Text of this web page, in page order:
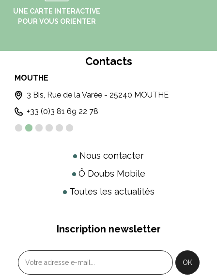
UNE CARTE INTERACTIVE
POUR VOUS ORIENTER
Contacts
MOUTHE
3 Bis, Rue de la Varée - 25240 MOUTHE
+33 (0)3 81 69 22 78
Nous contacter
Ô Doubs Mobile
Toutes les actualités
Inscription newsletter